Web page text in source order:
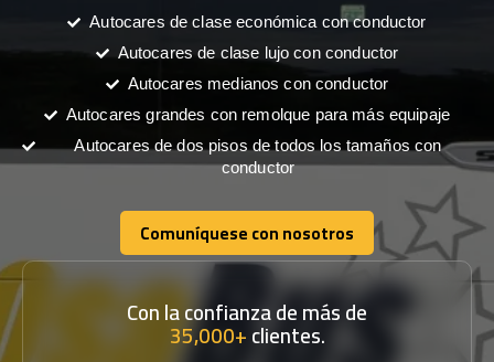
Autocares de clase económica con conductor
Autocares de clase lujo con conductor
Autocares medianos con conductor
Autocares grandes con remolque para más equipaje
Autocares de dos pisos de todos los tamaños con
conductor
Comuníquese con nosotros
Comuníquese con nosotros
Con la confianza de más de
35,000+clientes.